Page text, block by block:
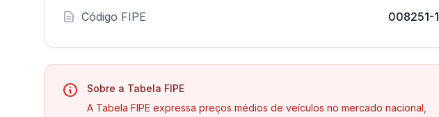
Código FIPE 008251-1
Sobre a Tabela FIPE
A Tabela FIPE expressa preços médios de veículos no mercado nacional,